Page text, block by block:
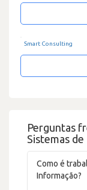
Perguntas
Sistemas
Como é
Informação?
Smart Consulting